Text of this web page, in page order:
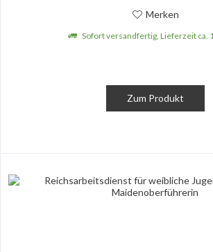
Merken
Sofort versandfertig, Lieferzeit ca.
Zum Produkt